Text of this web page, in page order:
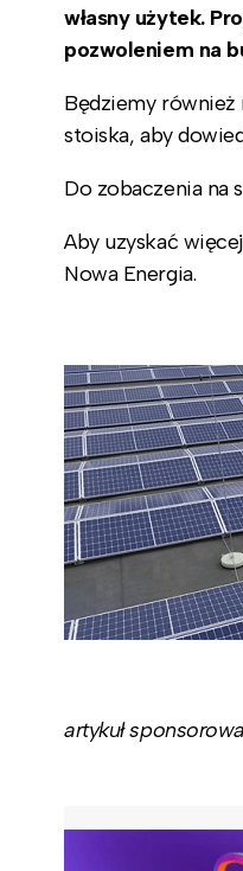
własny użytek.
pozwoleniem na
Będziemy również
stoiska, aby
Do zobaczenia na
Aby uzyskać
Nowa Energia.
artykuł